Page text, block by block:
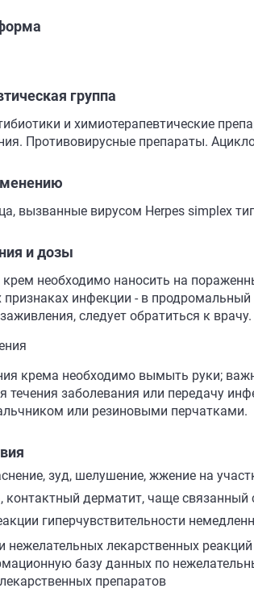
группа
и химиотерапевтические
Противовирусные препараты.
вызванные вирусом Herpes simplex
и дозы
необходимо наносить на
признаках инфекции - в
следует обратиться к врачу.
крема необходимо вымыть руки;
течения заболевания или передачу
или резиновыми перчатками.
зуд, шелушение, жжение на
контактный дерматит, чаще
гиперчувствительности
нежелательных лекарственных
базу данных по
препаратов